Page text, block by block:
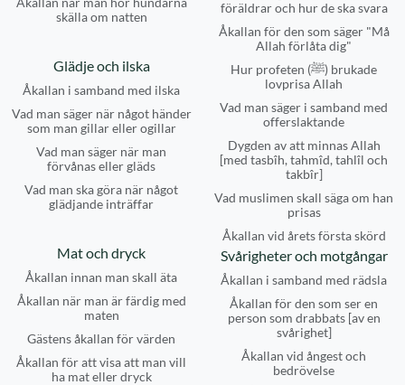
föräldrar och hur de ska svara
Åkallan för den som säger "Må
Allah förlåta dig"
Hur profeten (ﷺ) brukade
lovprisa Allah
Vad man säger i samband med
offerslaktande
Dygden av att minnas Allah
[med tasbîh, tahmîd, tahlîl och
takbîr]
Vad muslimen skall säga om han
prisas
Åkallan vid årets första skörd
skälla om natten
Glädje och ilska
Åkallan i samband med ilska
Vad man säger när något händer
som man gillar eller ogillar
Vad man säger när man
förvånas eller gläds
Vad man ska göra när något
glädjande inträffar
Mat och dryck
Åkallan innan man skall äta
Åkallan när man är färdig med
maten
Gästens åkallan för värden
Åkallan för att visa att man vill
ha mat eller dryck
Svårigheter och motgångar
Åkallan i samband med rädsla
Åkallan för den som ser en
person som drabbats [av en
svårighet]
Åkallan vid ångest och
bedrövelse